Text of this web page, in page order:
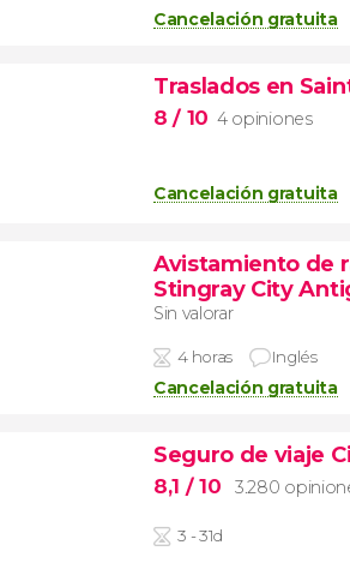
Cancelación gratuita
Traslados en
8/ 10 4 opiniones
Cancelación gratuita
Avistamiento de
Stingray City
Sin valorar
4 horas Inglés
Cancelación gratuita
Seguro de viaje
8,1 / 10 3.280
3 - 31d